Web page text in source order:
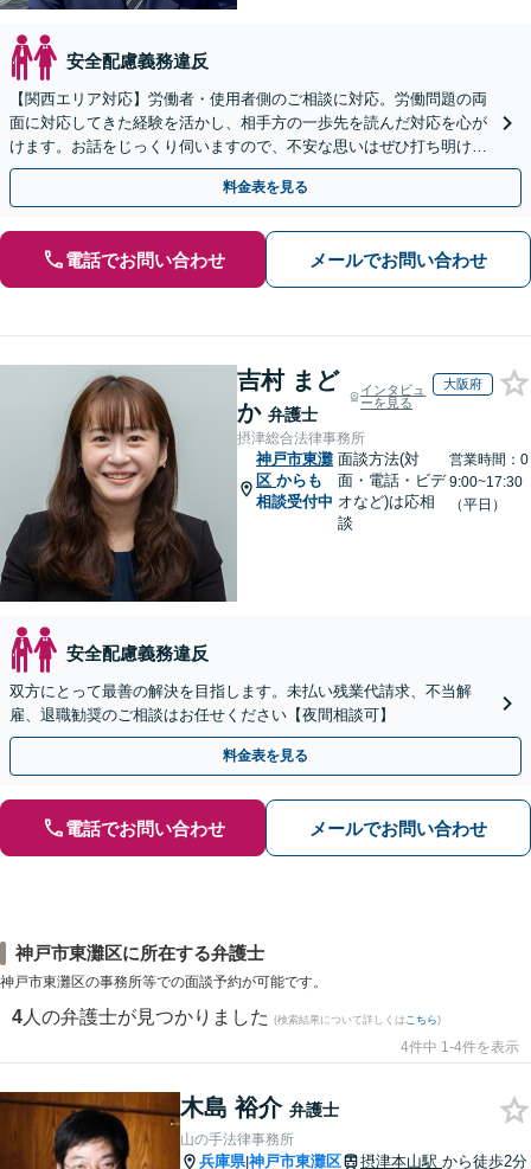
安全配慮義務違反
【関西エリア対応】労働者・使用者側のご相談に対応。労働問題の両
面に対応してきた経験を活かし、相手方の一歩先を読んだ対応を心が
けます。お話をじっくり伺いますので、不安な思いはぜひ打ち明けて
ください【夜間・休日相談可（要予約）】
料金表を見る
電話でお問い合わせ メールでお問い合わせ
吉村 まど
か 弁護士
インタビュ
ーを見る
大阪府
摂津総合法律事務所
神戸市東灘
区 からも
相談受付中
面談方法(対
面・電話・ビデ
オなど)は応相
談
営業時間：0
9:00~17:30
（平日）
安全配慮義務違反
双方にとって最善の解決を目指します。未払い残業代請求、不当解
雇、退職勧奨のご相談はお任せください【夜間相談可】
料金表を見る
電話でお問い合わせ メールでお問い合わせ
神戸市東灘区に所在する弁護士
神戸市東灘区の事務所等での面談予約が可能です。
4 人の弁護士が見つかりました (検索結果について詳しくは こちら)
4件中 1-4件を表示
木島 裕介 弁護士
山の手法律事務所
兵庫県|神戸市東灘区 摂津本山駅 から徒歩2分